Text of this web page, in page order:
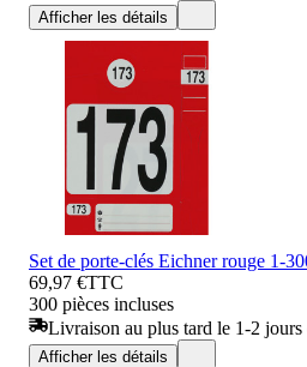
Afficher les détails
Set de porte-clés Eichner rouge 1-
69,97 €TTC
300 pièces incluses
Livraison au plus tard le 1-2 jours
Afficher les détails